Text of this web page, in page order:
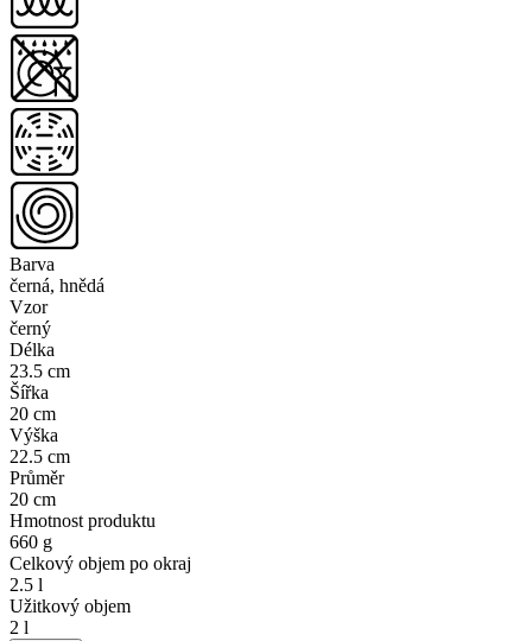
Barva
černá, hnědá
Vzor
černý
Délka
23.5 cm
Šířka
20 cm
Výška
22.5 cm
Průměr
20 cm
Hmotnost produktu
660 g
Celkový objem po okraj
2.5 l
Užitkový objem
2 l